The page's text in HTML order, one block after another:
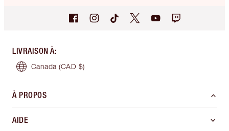
LIVRAISON À:
Canada (CAD $)
À PROPOS
AIDE